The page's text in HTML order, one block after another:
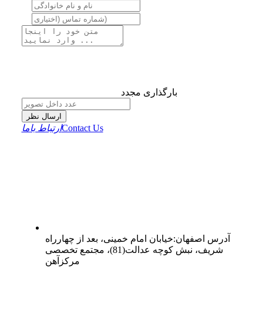
بارگذاری مجدد
ارسال نظر
ارتباط باماContact Us
آدرس اصفهان:خیابان امام خمینی، بعد از چهارراه
شریف، نبش کوچه عدالت(81)، مجتمع تخصصی
مرکزآهن